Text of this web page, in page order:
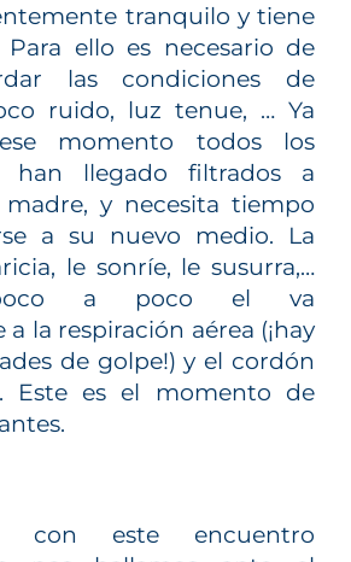
tranquilo y tiene
ello es necesario de
las condiciones de
ruido, luz tenue, … Ya
momento todos los
han llegado filtrados a
y necesita tiempo
a su nuevo medio. La
le sonríe, le susurra,…
a poco el va
la respiración aérea (¡hay
de golpe!) y el cordón
Este es el momento de
con este encuentro